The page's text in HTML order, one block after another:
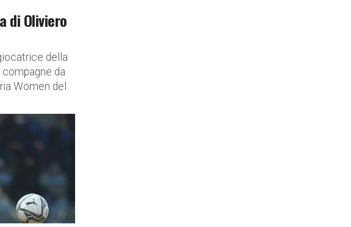
di Oliviero
della
da
Women del